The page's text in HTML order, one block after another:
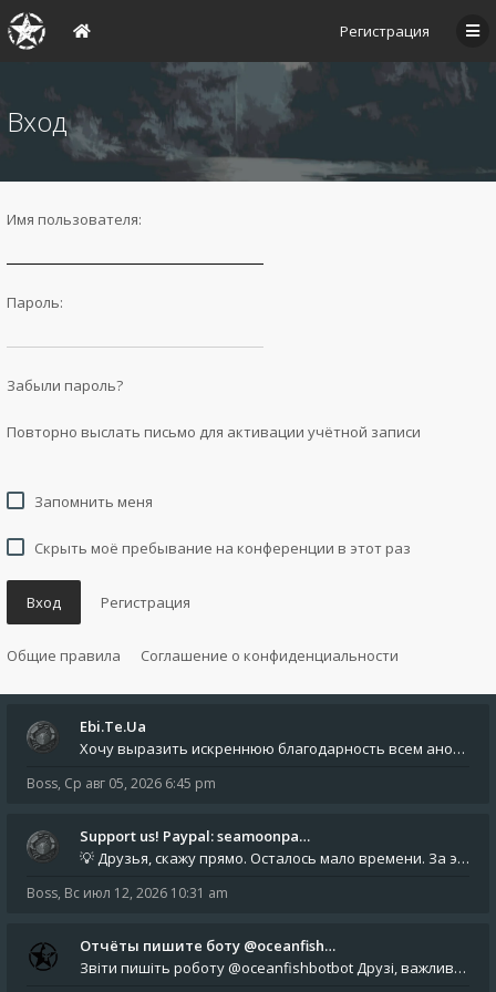
Регистрация
Вход
Имя пользователя:
Пароль:
Забыли пароль?
Повторно выслать письмо для активации учётной записи
Запомнить меня
Скрыть моё пребывание на конференции в этот раз
Вход Регистрация
Общие правила Соглашение о конфиденциальности
Ebi.Te.Ua
Хочу выразить искреннюю благодарность всем анонимным пользователям, которые поддержали наше сообщество финансово. Благод
Boss, Ср авг 05, 2026 6:45 pm
Support us! Paypal: seamoonpa…
💡 Друзья, скажу прямо. Осталось мало времени. За это время нам нужно закрыть последние обязательные расходы: около 500
Boss, Вс июл 12, 2026 10:31 am
Отчёты пишите боту @oceanfish…
Звіти пишіть роботу @oceanfishbotbot Друзі, важливе повідомлення для учасників форума. Основне звернення опублікован